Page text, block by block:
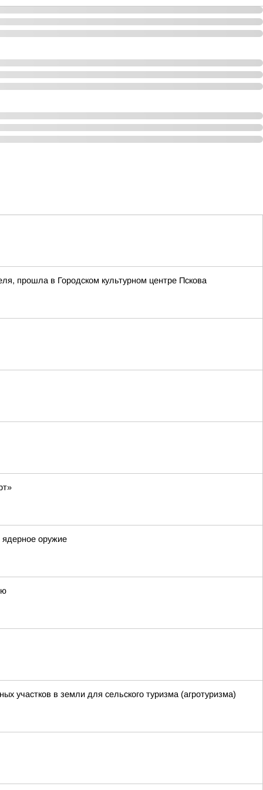
прошла в Городском культурном центре Пскова
ядерное оружие
участков в земли для сельского туризма (агротуризма)